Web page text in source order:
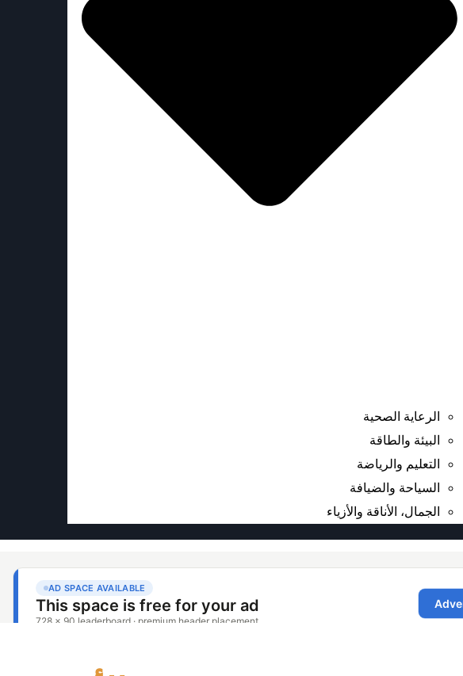
الرعاية الصحية
البيئة والطاقة
التعليم والرياضة
السياحة والضيافة
الجمال، الأناقة والأزياء